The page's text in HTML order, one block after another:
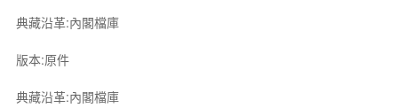
典藏沿革:內閣檔庫
版本:原件
典藏沿革:內閣檔庫